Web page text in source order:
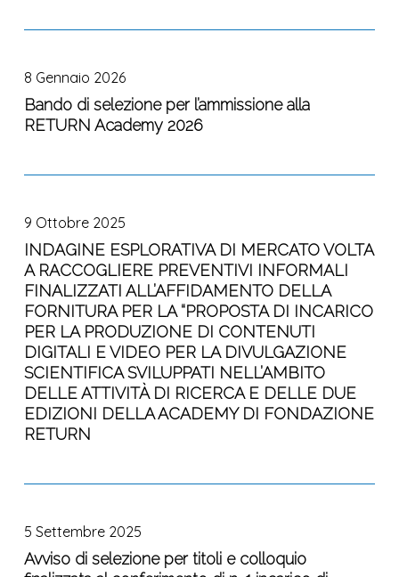
e
Ricerca
–
ricerca
all’impresa
–
Investimento
1.3,
finanziato
dall’Unione
europea
–
NextGenerationEU_
Cod.
COLL.
dei
of
(PoC)
sviluppati
Spoke
progetto
RETURN
nell’ambito
del
Piano
Nazionale
di
Ripresa
e
Resilienza,
Missione
Ricerca
–
prestazione
intellettuale:
Supporto
alla
for
resilienT
commUnities
undeR
a
changiNg
climate
–
RETURN”,
nei
rapporti
la
in
con
selezione
per
l’ammissione
8 Gennaio 2026
Bando di selezione per l’ammissione alla
RETURN Academy 2026
DI
MERCATO
VOLTA
A
RACCOGLIERE
PREVENTIVI
INFORMALI
FINALIZZATI
ALL’AFFIDAMENTO
DELLA
FORNITURA
LA
DI
INCARICO
PER
9 Ottobre 2025
INDAGINE ESPLORATIVA DI MERCATO VOLTA
A RACCOGLIERE PREVENTIVI INFORMALI
FINALIZZATI ALL’AFFIDAMENTO DELLA
FORNITURA PER LA “PROPOSTA DI INCARICO
PER LA PRODUZIONE DI CONTENUTI
DIGITALI E VIDEO PER LA DIVULGAZIONE
SCIENTIFICA SVILUPPATI NELL’AMBITO
DELLE ATTIVITÀ DI RICERCA E DELLE DUE
EDIZIONI DELLA ACADEMY DI FONDAZIONE
RETURN
selezione
per
5 Settembre 2025
Avviso di selezione per titoli e colloquio